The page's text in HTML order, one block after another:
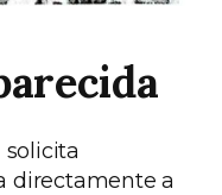
solicita
directamente a